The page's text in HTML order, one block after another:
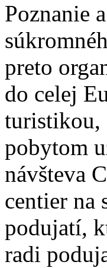
Poznanie
preto
do celej
turistikou,
pobytom
návšteva
centier na
podujatí,
radi